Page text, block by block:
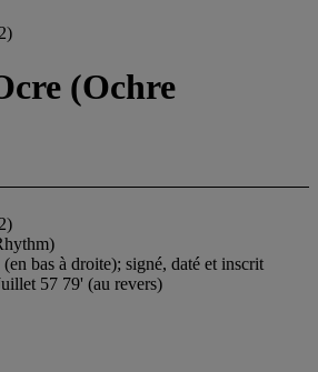
(Ochre
bas à droite); signé, daté et inscrit
57 79' (au revers)